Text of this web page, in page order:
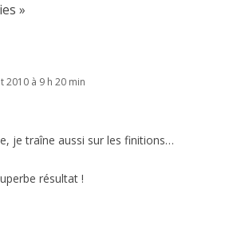
»
2010 à 9 h 20 min
je traîne aussi sur les finitions…
résultat !